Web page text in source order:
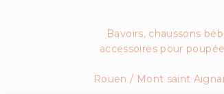
Bavoirs, chaussons
accessoires pour
Rouen / Mont saint